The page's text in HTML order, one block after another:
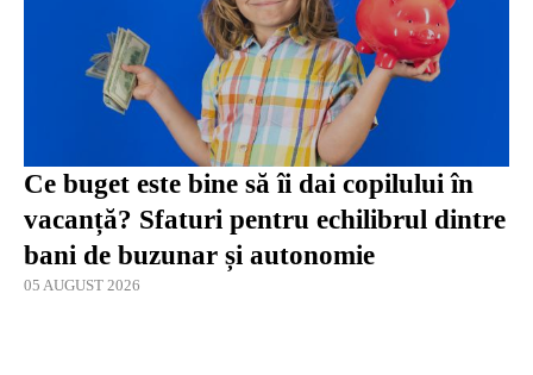
Ce buget este bine să îi dai copilului în
vacanță? Sfaturi pentru echilibrul dintre
bani de buzunar și autonomie
05 AUGUST 2026